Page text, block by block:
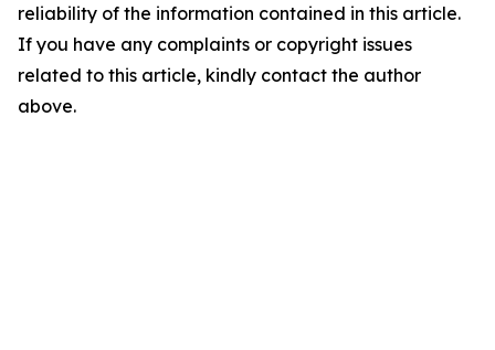
reliability of the information contained in this article.
If you have any complaints or copyright issues
related to this article, kindly contact the author
above.